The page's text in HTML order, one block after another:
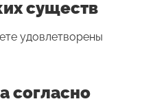
существ
удовлетворены
согласно